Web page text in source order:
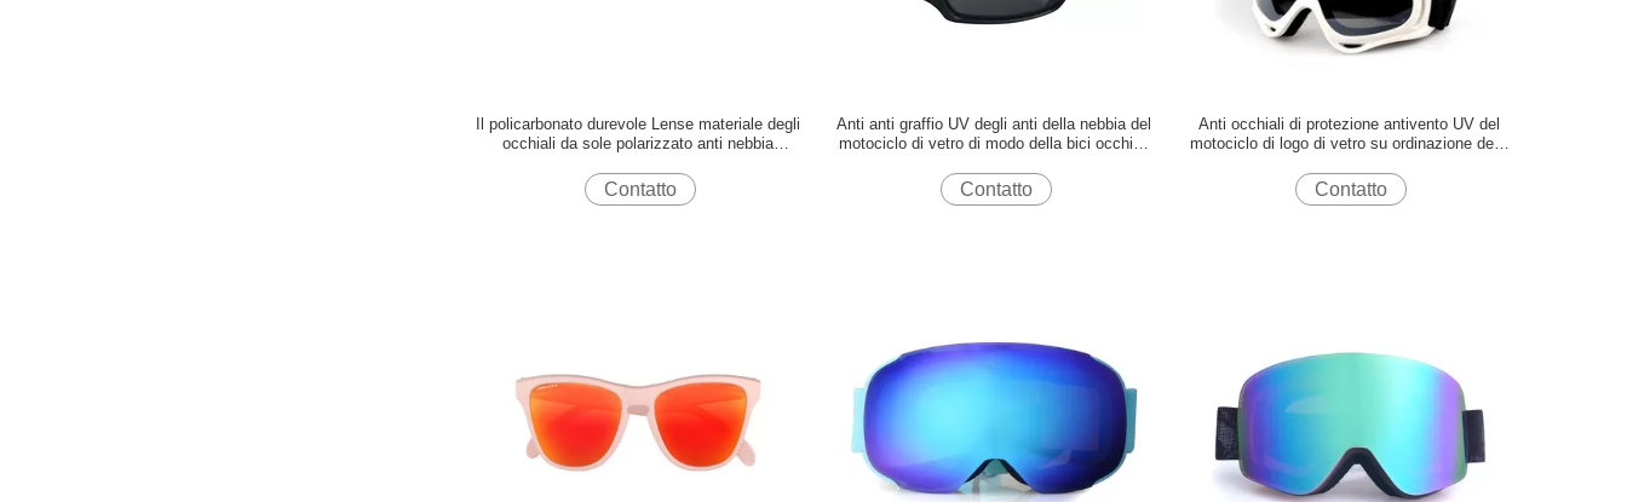
Il policarbonato durevole Lense materiale degli
occhiali da sole polarizzato anti nebbia
Contatto
Anti anti graffio UV degli anti della nebbia del
motociclo di vetro di modo della bici occhiali
Contatto
Anti occhiali di protezione antivento UV del
motociclo di logo di vetro su ordinazione della
Contatto